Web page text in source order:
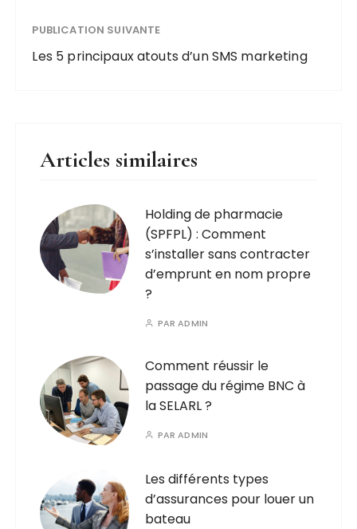
PUBLICATION SUIVANTE
Les 5 principaux atouts d’un SMS marketing
Articles similaires
Holding de pharmacie
(SPFPL) : Comment
s’installer sans contracter
d’emprunt en nom propre
?
PARADMIN
Comment réussir le
passage du régime BNC à
la SELARL ?
PARADMIN
Les différents types
d’assurances pour louer un
bateau